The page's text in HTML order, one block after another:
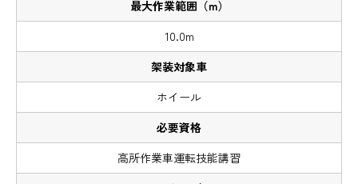
10.0m
ホイール
高所作業車運転技能講習